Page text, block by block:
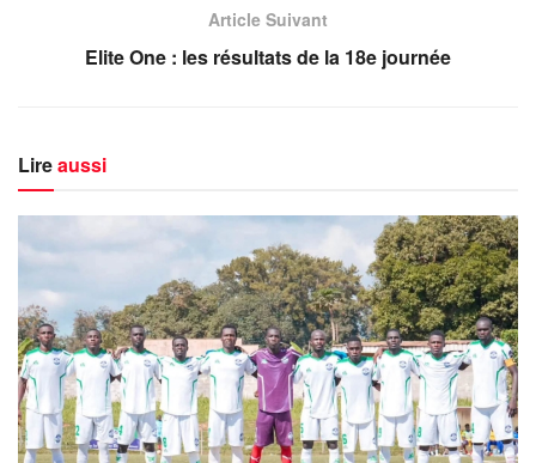
Article Suivant
Elite One : les résultats de la 18e journée
Lireaussi